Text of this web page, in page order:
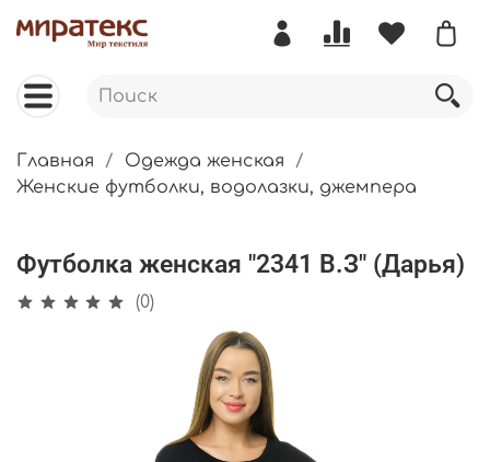
Главная
Одежда женская
Женские футболки, водолазки, джемпера
Футболка женская "2341 В.З" (Дарья)
(0)